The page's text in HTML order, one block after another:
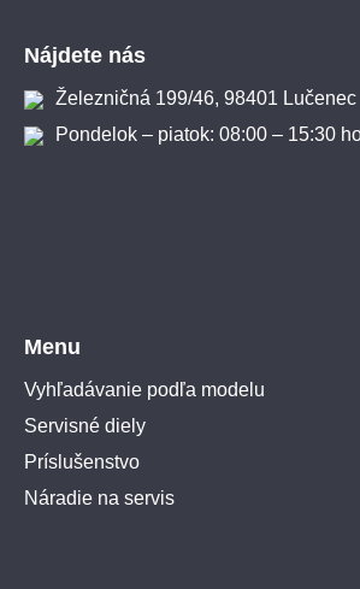
Nájdete nás
Železničná 199/46, 98401 Lučenec
Pondelok – piatok: 08:00 – 15:30
Menu
Vyhľadávanie podľa modelu
Servisné diely
Príslušenstvo
Náradie na servis